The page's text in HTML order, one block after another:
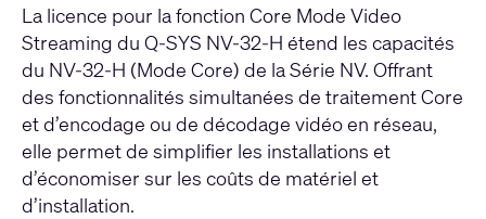
La licence pour la fonction Core Mode Video
Streaming du Q-SYS NV-32-H étend les capacités
du NV-32-H (Mode Core) de la Série NV. Offrant
des fonctionnalités simultanées de traitement Core
et d’encodage ou de décodage vidéo en réseau,
elle permet de simplifier les installations et
d’économiser sur les coûts de matériel et
d’installation.